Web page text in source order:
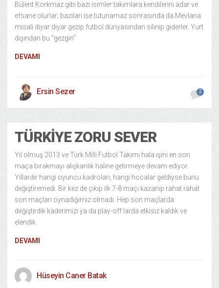
Bülent Korkmaz gibi bazı isimler takımlara kendilerini adar ve
efsane olurlar; bazıları ise tutunamaz sonrasında da Mevlana
misali diyar diyar gezip futbol dünyasından silinip giderler. Yurt
dışından bu ”gezgin”
DEVAMI
Ersin Sezer 2
TÜRKIYE ZORU SEVER
Yıl olmuş 2013 ve Türk Milli Futbol Takımı hala işini en son
maça bırakmayı alışkanlık haline getirmeye devam ediyor.
Yıllardır hangi oyuncu kadroları, hangi hocalar geldiyse bunu
değiştiremedi. Bir kez de çıkıp ilk 7-8 maçı kazanıp rahat rahat
son maçları oynadığımız olmadı. Hep son maçlarda
değiştirdik kaderimizi ya da play-off larda etkisiz kaldık ve
elendik.
DEVAMI
Hüseyin Caner Batak